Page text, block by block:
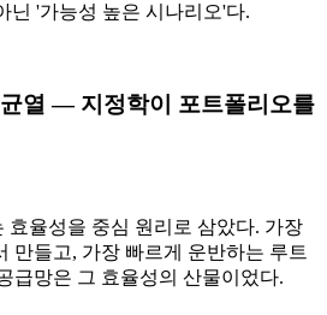
닌 '가능성 높은 시나리오'다.
열 — 지정학이 포트폴리오를
효율성을 중심 원리로 삼았다. 가장
만들고, 가장 빠르게 운반하는 루트
급망은 그 효율성의 산물이었다.